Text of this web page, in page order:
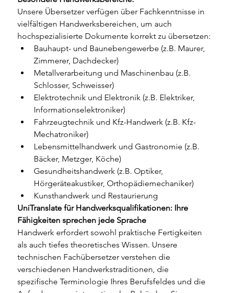
Unsere Übersetzer verfügen über Fachkenntnisse in
vielfältigen Handwerksbereichen, um auch
hochspezialisierte Dokumente korrekt zu übersetzen:
Bauhaupt- und Baunebengewerbe (z.B. Maurer,
Zimmerer, Dachdecker)
Metallverarbeitung und Maschinenbau (z.B.
Schlosser, Schweisser)
Elektrotechnik und Elektronik (z.B. Elektriker,
Informationselektroniker)
Fahrzeugtechnik und Kfz-Handwerk (z.B. Kfz-
Mechatroniker)
Lebensmittelhandwerk und Gastronomie (z.B.
Bäcker, Metzger, Köche)
Gesundheitshandwerk (z.B. Optiker,
Hörgeräteakustiker, Orthopädiemechaniker)
Kunsthandwerk und Restaurierung
UniTranslate für Handwerksqualifikationen: Ihre
Fähigkeiten sprechen jede Sprache
Handwerk erfordert sowohl praktische Fertigkeiten
als auch tiefes theoretisches Wissen. Unsere
technischen Fachübersetzer verstehen die
verschiedenen Handwerkstraditionen, die
spezifische Terminologie Ihres Berufsfeldes und die